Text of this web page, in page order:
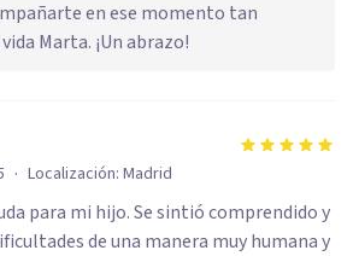
en ese momento tan
Marta. ¡Un abrazo!
· Localización: Madrid
para mi hijo. Se sintió comprendido y
de una manera muy humana y